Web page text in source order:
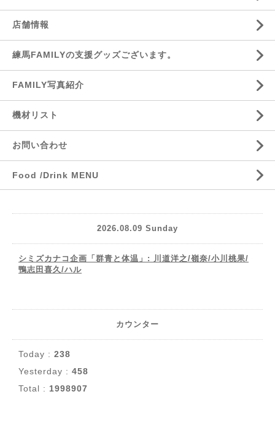
店舗情報
練馬FAMILYの支援グッズございます。
FAMILY写真紹介
機材リスト
お問い合わせ
Food /Drink MENU
2026.08.09 Sunday
シミズカナコ企画「群青と体温」: 川道洋之/嶺奈/小川桃果/
鴨志田喜久/ハル
カウンター
Today : 238
Yesterday : 458
Total : 1998907